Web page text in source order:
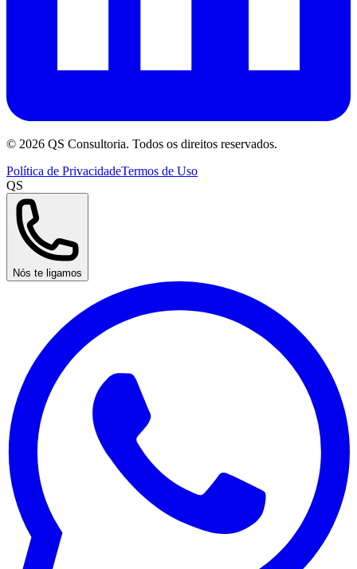
© 2026 QS Consultoria. Todos os direitos reservados.
Política de PrivacidadeTermos de Uso
QS
Nós te ligamos